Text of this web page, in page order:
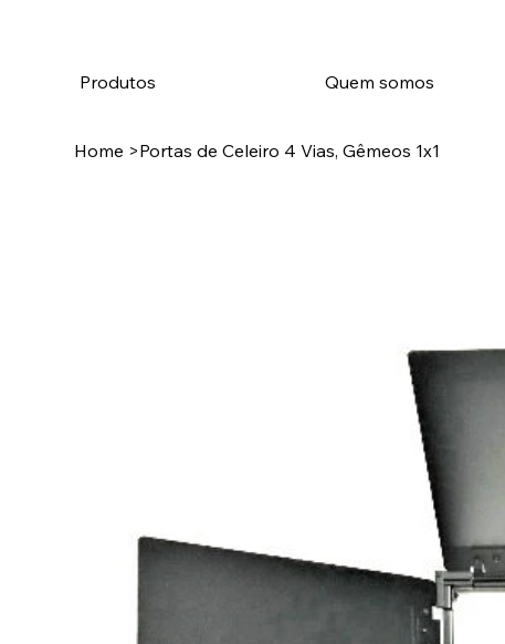
Produtos Quem somos
Home >Portas de Celeiro 4 Vias, Gêmeos 1x1